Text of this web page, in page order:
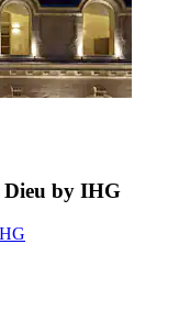
Dieu by IHG